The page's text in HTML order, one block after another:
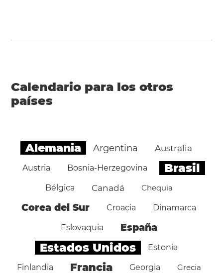
Calendario para los otros
países
Alemania Argentina Australia
Austria Bosnia-Herzegovina Brasil
Bélgica Canadá Chequia
Corea del Sur Croacia Dinamarca
Eslovaquia España
Estados Unidos Estonia
Finlandia Francia Georgia Grecia